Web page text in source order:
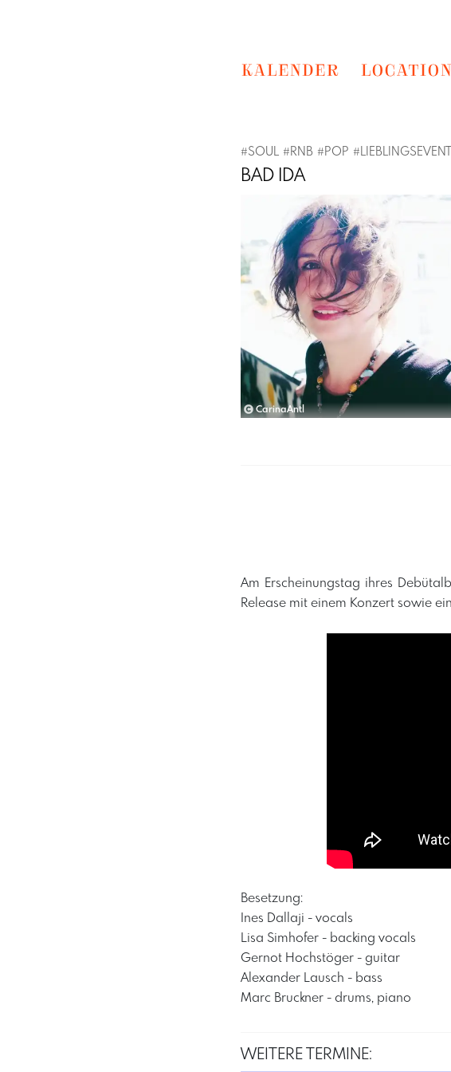
KALENDER
#SOUL #RNB #POP #LIEBLINGSEVENT
BAD IDA
CarinaAntl
Previous
Am Erscheinungstag ihres
Release mit einem Konzert sowie
Besetzung:
​Ines Dallaji - vocals
​Lisa Simhofer - backing vocals
​Gernot Hochstöger - guitar
​Alexander Lausch - bass
​Marc Bruckner - drums, piano​
WEITERE TERMINE: